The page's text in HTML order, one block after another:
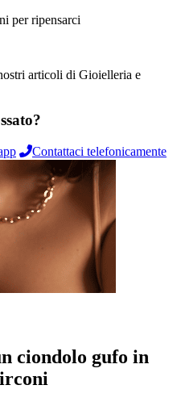
per ripensarci
articoli di Gioielleria e
Contattaci telefonicamente
ciondolo gufo in